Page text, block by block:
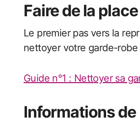
Faire de la
Le premier pas vers la
nettoyer votre garde-
Guide n°1 : Nettoyer sa
Informations de